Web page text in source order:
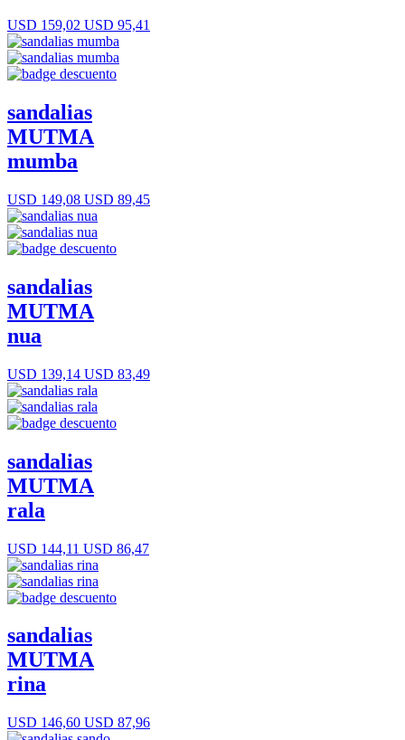
USD 159,02 USD 95,41
sandalias
MUTMA
mumba
USD 149,08 USD 89,45
sandalias
MUTMA
nua
USD 139,14 USD 83,49
sandalias
MUTMA
rala
USD 144,11 USD 86,47
sandalias
MUTMA
rina
USD 146,60 USD 87,96